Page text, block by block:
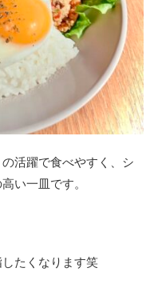
活躍で食べやすく、シ
い一皿です。
たくなります笑